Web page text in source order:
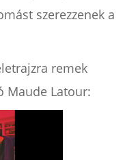
szerezzenek a
remek
Maude Latour: